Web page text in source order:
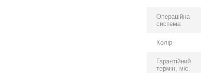
Операційна
система
Колір
Гарантійний
термін, міс.